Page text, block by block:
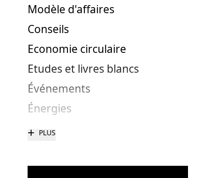
Modèle d'affaires
Conseils
Economie circulaire
Etudes et livres blancs
Événements
Énergies
+ PLUS